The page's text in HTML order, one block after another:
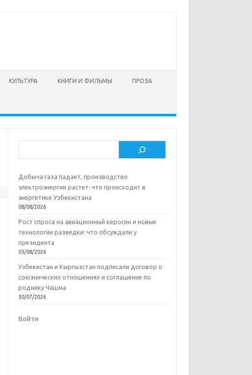
КУЛЬТУРА КНИГИ И ФИЛЬМЫ ПРОЗА
Добыча газа падает, производство
электроэнергии растет: что происходит в
энергетике Узбекистана
08/08/2026
Рост спроса на авиационный керосин и новые
технологии разведки: что обсуждали у
президента
03/08/2026
Узбекистан и Кыргызстан подписали договор о
союзнических отношениях и соглашение по
роднику Чашма
30/07/2026
Войти